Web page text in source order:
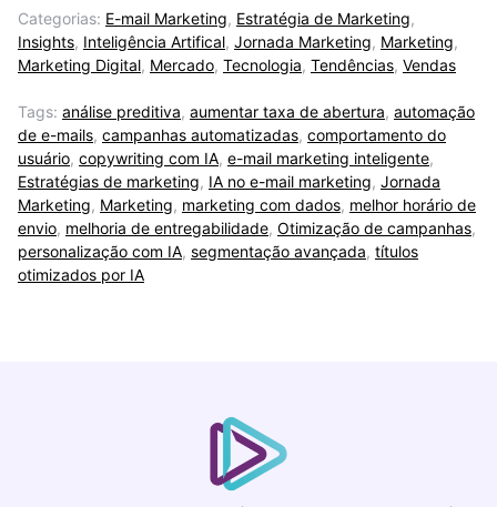
Categorias: E-mail Marketing, Estratégia de Marketing,
Insights, Inteligência Artifical, Jornada Marketing, Marketing,
Marketing Digital, Mercado, Tecnologia, Tendências, Vendas
Tags: análise preditiva, aumentar taxa de abertura, automação
de e-mails, campanhas automatizadas, comportamento do
usuário, copywriting com IA, e-mail marketing inteligente,
Estratégias de marketing, IA no e-mail marketing, Jornada
Marketing, Marketing, marketing com dados, melhor horário de
envio, melhoria de entregabilidade, Otimização de campanhas,
personalização com IA, segmentação avançada, títulos
otimizados por IA